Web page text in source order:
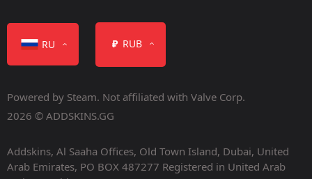
Мастерская:
Дата релиза:
Июль 1, 2014
RU ₽ RUB
Powered by Steam. Not affiliated with Valve Corp.
2026 © ADDSKINS.GG
Addskins, Al Saaha Offices, Old Town Island, Dubai, United
Arab Emirates, PO BOX 487277 Registered in United Arab